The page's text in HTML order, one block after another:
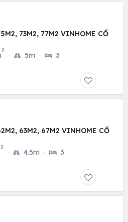
73M2, 77M2 VINHOME CỔ
2
· 5m · 3
63M2, 67M2 VINHOME CỔ
2
· 4.5m · 3